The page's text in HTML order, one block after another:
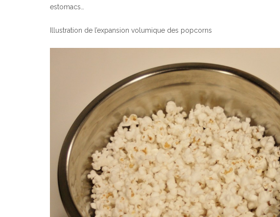
estomacs…
Illustration de l’expansion volumique des popcorns